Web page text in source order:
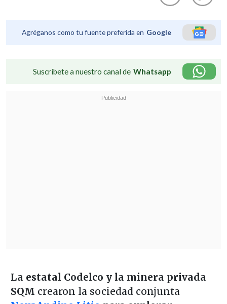
Agréganos como tu fuente preferida en Google
Suscríbete a nuestro canal de Whatsapp
La estatal Codelco y la minera privada
SQM crearon la sociedad conjunta